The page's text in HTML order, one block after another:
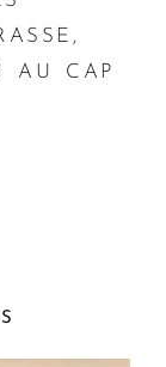
AU CAP